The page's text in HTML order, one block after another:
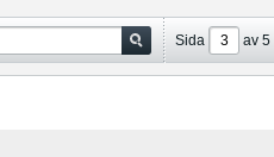
Sida av 5